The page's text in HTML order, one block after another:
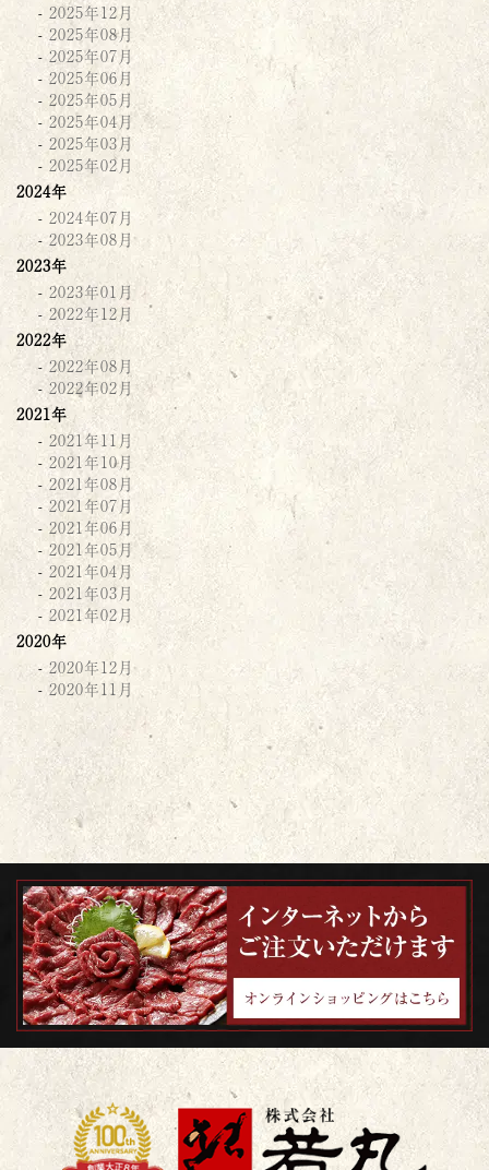
2025年12月
2025年08月
2025年07月
2025年06月
2025年05月
2025年04月
2025年03月
2025年02月
2024年
2024年07月
2023年08月
2023年
2023年01月
2022年12月
2022年
2022年08月
2022年02月
2021年
2021年11月
2021年10月
2021年08月
2021年07月
2021年06月
2021年05月
2021年04月
2021年03月
2021年02月
2020年
2020年12月
2020年11月